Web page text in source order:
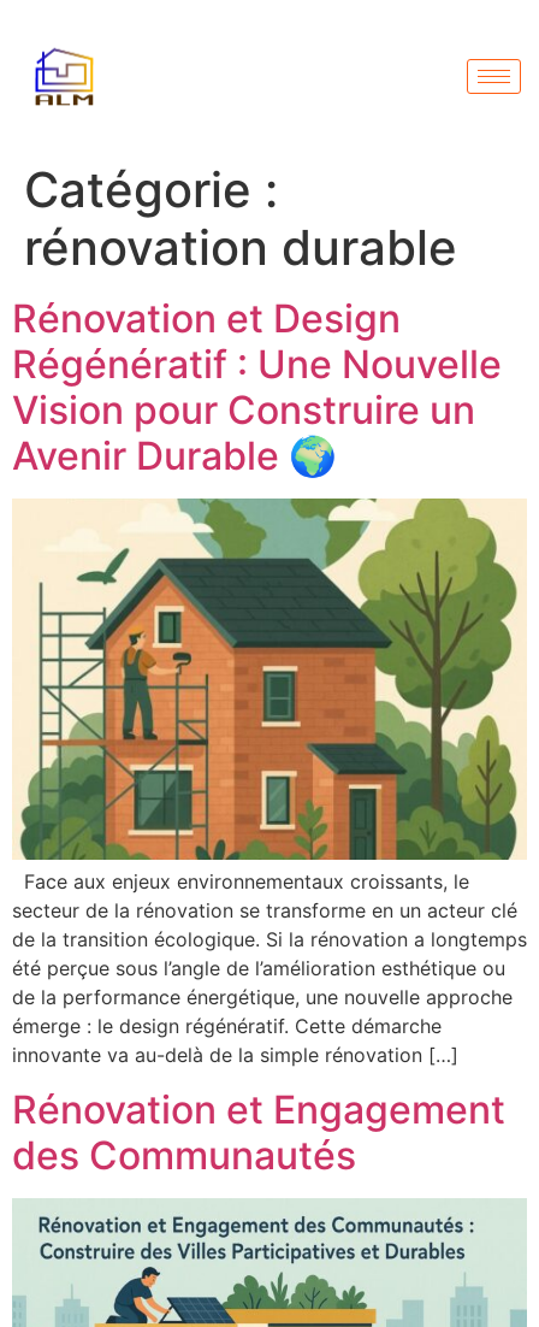
Catégorie :
rénovation durable
Rénovation et Design
Régénératif : Une Nouvelle
Vision pour Construire un
Avenir Durable 🌍
Face aux enjeux environnementaux croissants, le
secteur de la rénovation se transforme en un acteur clé
de la transition écologique. Si la rénovation a longtemps
été perçue sous l’angle de l’amélioration esthétique ou
de la performance énergétique, une nouvelle approche
émerge : le design régénératif. Cette démarche
innovante va au-delà de la simple rénovation […]
Rénovation et Engagement
des Communautés